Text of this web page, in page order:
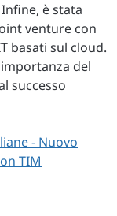
è stata
venture con
basati sul cloud.
del
successo
- Nuovo
TIM